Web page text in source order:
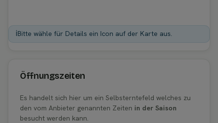
ℹ️Bitte wähle für Details ein Icon auf der Karte aus.
Öffnungszeiten
Es handelt sich hier um ein Selbsterntefeld welches zu
den vom Anbieter genannten Zeiten in der Saison
besucht werden kann.